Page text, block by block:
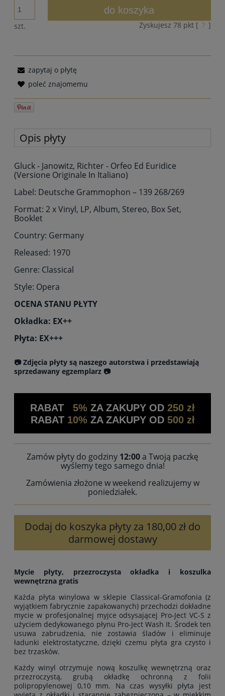
szt.
do koszyka
Zyskujesz 78 pkt [ ? ]
zapytaj o płytę
poleć znajomemu
Opis płyty
Gluck - Janowitz, Richter - Orfeo Ed Euridice
(Versione Originale In Italiano)
Label: Deutsche Grammophon – 139 268/269
Format: 2 x Vinyl, LP, Album, Stereo, Box Set,
Booklet
Country: Germany
Released: 1970
Genre: Classical
Style: Opera
OCENA STANU PŁYTY
Okładka: EX++
Płyta: EX+++
📷 Zdjęcia płyty są naszego autorstwa i przedstawiają
sprzedawany egzemplarz 📷
RABAT 5% ZA ZAKUPY OD 250 zł
RABAT 10%ZA ZAKUPY OD 500 zł
Zamów płyty do godziny 12:00a Twoją paczkę
wyślemy tego samego dnia!
Zamówienia złożone w weekend realizujemy w
poniedziałek.
Dodaj do koszyka płyty za 180,00 zł do
darmowej dostawy
Mycie płyty, przezroczysta okładka i koszulka
wewnętrzna gratis
Każda płyta winylowa w sklepie Classical-Gramofonia (z
wyjątkiem fabrycznie zapakowanych) przechodzi dokładne
mycie w profesjonalnej myjce odsysającej Pro-Ject VC-S z
użyciem dedykowanego płynu Pro-Ject Wash It. Środek ten
usuwa zabrudzenia, nie zostawia śladów i eliminuje
ładunki elektrostatyczne, dzięki czemu płyta gra czysto i
bez trzasków.
Każdy winyl otrzymuje nową koszulkę wewnętrzną oraz
przezroczystą, grubą okładkę ochronną z folii
polipropylenowej 0,10 mm. Na czas wysyłki płyta jest